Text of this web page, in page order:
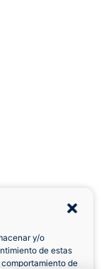
y/o
de estas
de
7 Días